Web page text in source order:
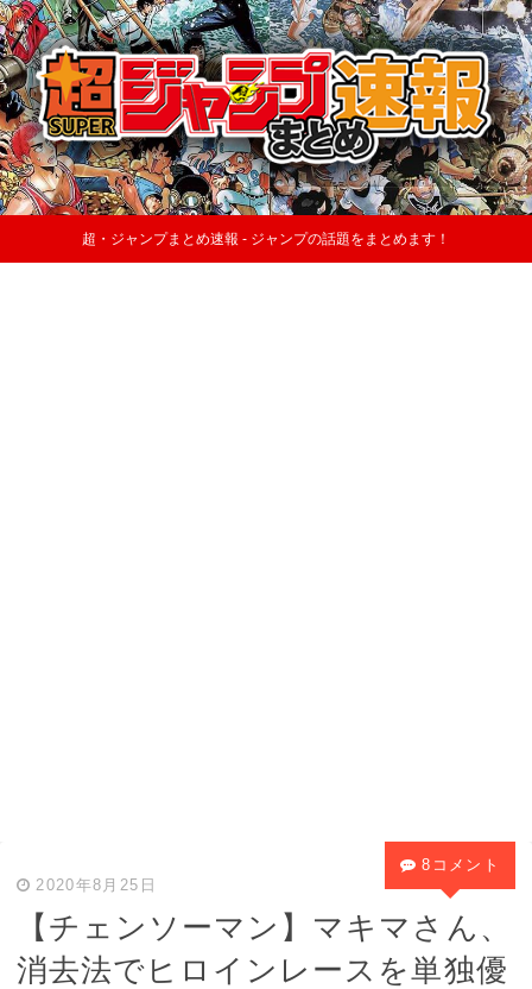
超・ジャンプまとめ速報 - ジャンプの話題をまとめます！
2020年8月25日
【チェンソーマン】マキマさん、
消去法でヒロインレースを単独優
8コメント